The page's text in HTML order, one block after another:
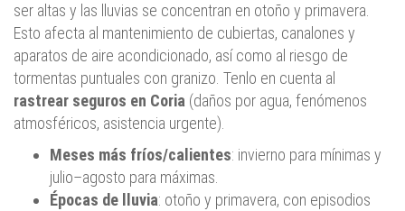
ser altas y las lluvias se concentran en otoño y primavera.
Esto afecta al mantenimiento de cubiertas, canalones y
aparatos de aire acondicionado, así como al riesgo de
tormentas puntuales con granizo. Tenlo en cuenta al
rastrear seguros en Coria (daños por agua, fenómenos
atmosféricos, asistencia urgente).
Meses más fríos/calientes: invierno para mínimas y
julio–agosto para máximas.
Épocas de lluvia: otoño y primavera, con episodios